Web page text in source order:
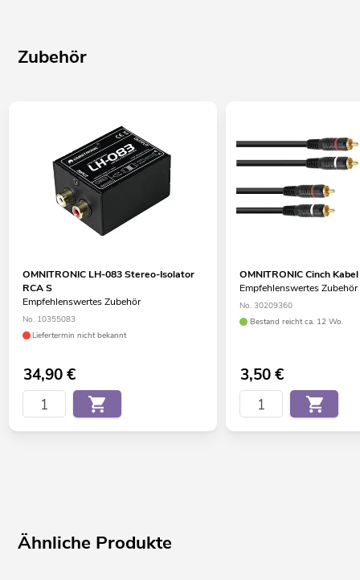
Zubehör
OMNITRONIC LH-083 Stereo-Isolator
RCA S
Empfehlenswertes Zubehör
No. 10355083
Liefertermin nicht bekannt
34,90€
OMNITRONIC Cinch
Empfehlenswertes Zubehör
No. 30209360
Bestand reicht ca. 12 Wo.
3,50€
Ähnliche Produkte